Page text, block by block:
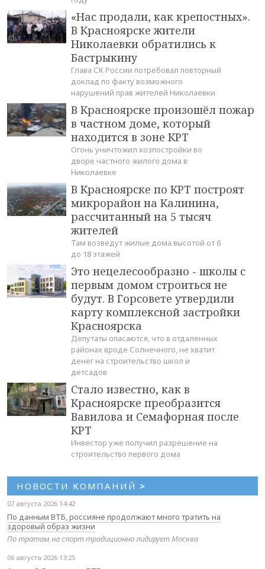
«Нас продали, как крепостных».
В Красноярске жители
Николаевки обратились к
Бастрыкину
Глава СК России потребовал повторный
доклад по факту возможного
нарушений прав жителей Николаевки
В Красноярске произошёл пожар
в частном доме, который
находится в зоне КРТ
Огонь уничтожил хозпостройки во
дворе частного жилого дома в
Николаевке
В Красноярске по КРТ построят
микрорайон на Калинина,
рассчитанный на 5 тысяч
жителей
Там возведут жилые дома высотой от 6
до 18 этажей
Это нецелесообразно - школы с
первым домом строиться не
будут. В Горсовете утвердили
карту комплексной застройки
Красноярска
Депутаты опасаются, что в отдаленных
районах вроде Солнечного, не хватит
денег на строительство школ и
детсадов
Стало известно, как в
Красноярске преобразится
Вавилова и Семафорная после
КРТ
Инвестор уже получил разрешение на
строительство первого дома
НОВОСТИ КОМПАНИЙ >
07 августа 2026 14:42
По данным ВТБ, россияне продолжают много тратить на
здоровый образ жизни
По тратам на спорт традиционно лидирует Москва
06 августа 2026 13:25